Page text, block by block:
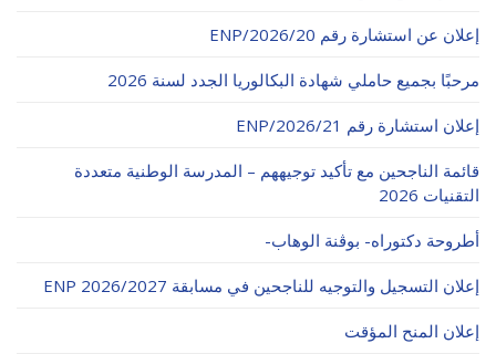
ميثاق الأداب والأخلاقيات الجامعية
إعلان عن استشارة رقم 20/ENP/2026
مرحبًا بجميع حاملي شهادة البكالوريا الجدد لسنة 2026
إعلان استشارة رقم 21/ENP/2026
قائمة الناجحين مع تأكيد توجيههم – المدرسة الوطنية متعددة
التقنيات 2026
أطروحة دكتوراه- بوڨنة الوهاب-
إعلان التسجيل والتوجيه للناجحين في مسابقة ENP 2026/2027
إعلان المنح المؤقت